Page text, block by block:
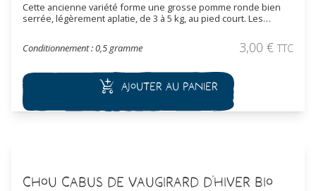
Cette ancienne variété forme une grosse pomme ronde bien
serrée, légèrement aplatie, de 3 à 5 kg, au pied court. Les
chaleurs estivales, la récolte s’effectue de fin juillet à fin
décembre. Elle résiste également bien au froid (jusqu'à -10°C).
Conditionnement : 0,5 gramme 3,00 € TTC
Ajouter au panier
Chou Cabus de Vaugirard d'Hiver Bio